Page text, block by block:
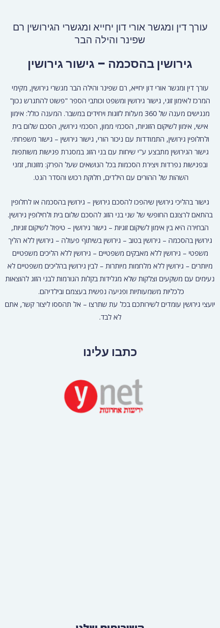
עורך דין ומגשר אורי דון יחייא ומגשרי הגירושין רם
שפינר והילה הבר
גירושין בהסכמה – גישור גירושין
עורך דין ומגשר אורי דון יחייא, רם שפינר והילה הבר מגשרי גירושין, מקימי
המרכז לאימון זוגי, גישור גירושין ומשפט וכותבי הספר "פשוט להתגרש נכון"
מנגישים מענה של 360 מעלות לזוגות ויחידים במשבר. המענה כולל: אימון
אישי, אימון לשיקום הזוגיות, הסכמי ממון, הסכמי גירושין, הסכם שלום בית
ולחלופין גירושין, התמודדות עם ניכור הורי, גישור גירושין – גישור משפחתי.
גישור הגירושין מתבצע ע"י שיחות עם בני הזוג במסגרת פגישות משותפות
ובפגישות נפרדות ויצירת הסכמות בכל הנושאים שעל הפרק: מזונות, זמני
השהות של ההורים עם הילדים, חלוקת רכוש והסדר הגט.
גישור בהליכי גירושין שיהפכו להסכם גירושין – גירושין בהסכמה או לחלופין
בהתאם לרצונם החופשי של שני בני הזוג להסכם שלום בית ולחילופין גירושין.
הבחירה היא בין אימון לשיקום זוגיות – גישור גירושין – טיפול לשיקום זוגיות,
גירושין בהסכמה – גירושין בטוב – גירושין בשיתוף פעולה – גירושין ללא הליך
משפטי – גירושין ללא מאבקים משפטיים – גירושין ללא הליכים משפטיים
מיותרים – גירושין ללא מלחמות מיותרות – לבין גירושין בהליכים משפטיים לא
נעימים עם משקעים וצלקות שלא מגלידות בקלות הגורמות לבני הזוג להוצאות
כלכליות משמעותיות ופגיעה נפשית בעצמם ובילדיהם.
יועצי גירושין עומדים לשירותכם בכל עת שתרצו – אל תהססו ליצור קשר, אתם
לא לבד.
כתבו עלינו